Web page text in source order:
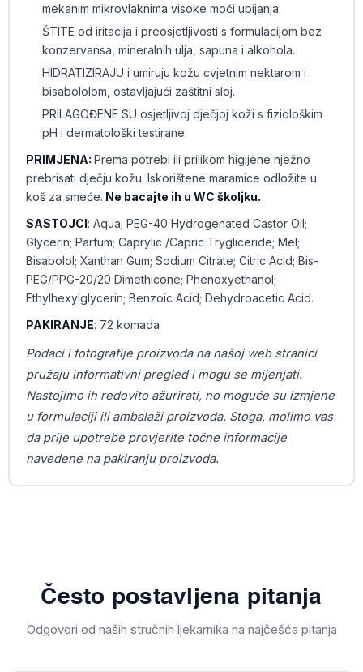
mekanim mikrovlaknima visoke moći upijanja.
ŠTITE od iritacija i preosjetljivosti s formulacijom bez
konzervansa, mineralnih ulja, sapuna i alkohola.
HIDRATIZIRAJU i umiruju kožu cvjetnim nektarom i
bisabololom, ostavljajući zaštitni sloj.
PRILAGOĐENE SU osjetljivoj dječjoj koži s fiziološkim
pH i dermatološki testirane.
PRIMJENA: Prema potrebi ili prilikom higijene nježno
prebrisati dječju kožu. Iskorištene maramice odložite u
koš za smeće. Ne bacajte ih u WC školjku.
SASTOJCI: Aqua; PEG-40 Hydrogenated Castor Oil;
Glycerin; Parfum; Caprylic /Capric Trygliceride; Mel;
Bisabolol; Xanthan Gum; Sodium Citrate; Citric Acid; Bis-
PEG/PPG-20/20 Dimethicone; Phenoxyethanol;
Ethylhexylglycerin; Benzoic Acid; Dehydroacetic Acid.
PAKIRANJE: 72 komada
Podaci i fotografije proizvoda na našoj web stranici
pružaju informativni pregled i mogu se mijenjati.
Nastojimo ih redovito ažurirati, no moguće su izmjene
u formulaciji ili ambalaži proizvoda. Stoga, molimo vas
da prije upotrebe provjerite točne informacije
navedene na pakiranju proizvoda.
Često postavljena pitanja
Odgovori od naših stručnih ljekarnika na najčešća pitanja